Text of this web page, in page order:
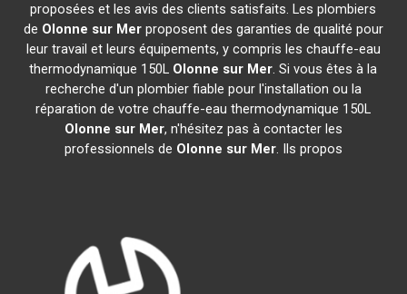
proposées et les avis des clients satisfaits. Les plombiers
de Olonne sur Merproposent des garanties de qualité pour
leur travail et leurs équipements, y compris les chauffe-eau
thermodynamique 150L Olonne sur Mer. Si vous êtes à la
recherche d'un plombier fiable pour l'installation ou la
réparation de votre chauffe-eau thermodynamique 150L
Olonne sur Mer, n'hésitez pas à contacter les
professionnels de Olonne sur Mer. Ils propos